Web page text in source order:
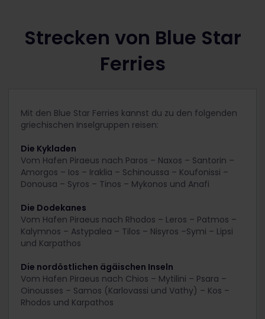
Strecken von Blue Star
Ferries
Mit den Blue Star Ferries kannst du zu den folgenden
griechischen Inselgruppen reisen:
Die Kykladen
Vom Hafen Piraeus nach Paros – Naxos – Santorin –
Amorgos – Ios – Iraklia – Schinoussa – Koufonissi –
Donousa – Syros – Tinos – Mykonos und Anafi
Die Dodekanes
Vom Hafen Piraeus nach Rhodos – Leros – Patmos –
Kalymnos – Astypalea – Tilos – Nisyros –Symi – Lipsi
und Karpathos
Die nordöstlichen ägäischen Inseln
Vom Hafen Piraeus nach Chios – Mytilini – Psara –
Oinousses – Samos (Karlovassi und Vathy) – Kos –
Rhodos und Karpathos